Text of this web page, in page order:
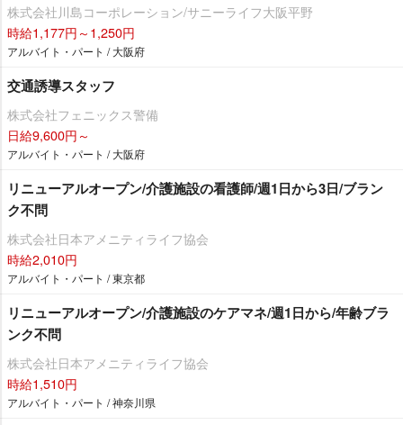
株式会社川島コーポレーション/サニーライフ大阪平野
時給1,177円～1,250円
アルバイト・パート / 大阪府
交通誘導スタッフ
株式会社フェニックス警備
日給9,600円～
アルバイト・パート / 大阪府
リニューアルオープン/介護施設の看護師/週1日から3日/ブラン
ク不問
株式会社日本アメニティライフ協会
時給2,010円
アルバイト・パート / 東京都
リニューアルオープン/介護施設のケアマネ/週1日から/年齢ブラ
ンク不問
株式会社日本アメニティライフ協会
時給1,510円
アルバイト・パート / 神奈川県